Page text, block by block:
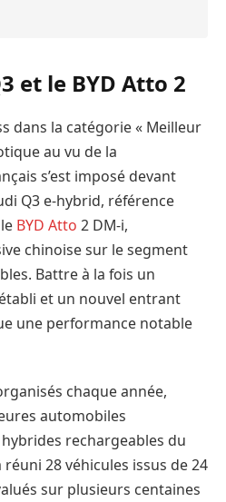
et le BYD Atto 2
dans la catégorie « Meilleur
au vu de la
s’est imposé devant
Q3 e-hybrid, référence
BYD Atto 2 DM-i,
chinoise sur le segment
Battre à la fois un
et un nouvel entrant
une performance notable
chaque année,
automobiles
rechargeables du
réuni 28 véhicules issus de 24
sur plusieurs centaines